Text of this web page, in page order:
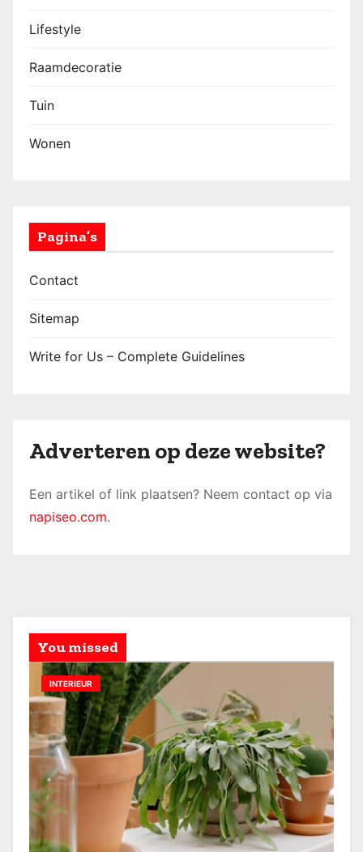
Lifestyle
Raamdecoratie
Tuin
Wonen
Pagina’s
Contact
Sitemap
Write for Us – Complete Guidelines
Adverteren op deze website?
Een artikel of link plaatsen? Neem contact op via
napiseo.com.
You missed
INTERIEUR